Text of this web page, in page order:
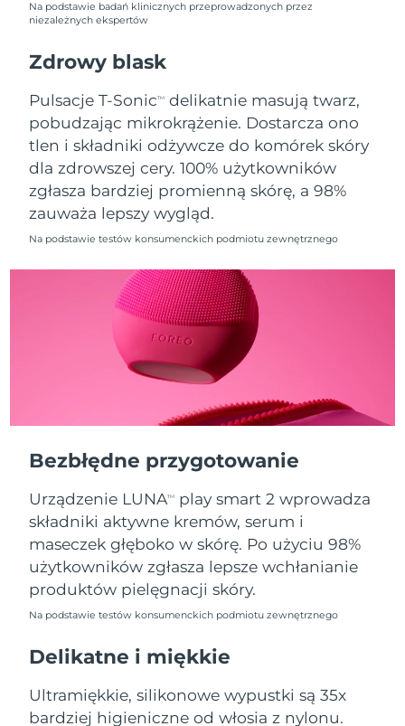
Na podstawie badań klinicznych przeprowadzonych przez
niezależnych ekspertów
Zdrowy blask
Pulsacje T-SonicTM
delikatnie masują twarz,
pobudzając mikrokrążenie. Dostarcza ono
tlen i składniki odżywcze do komórek skóry
dla zdrowszej cery. 100% użytkowników
zgłasza bardziej promienną skórę, a 98%
zauważa lepszy wygląd.
Na podstawie testów konsumenckich podmiotu zewnętrznego
Bezbłędne przygotowanie
Urządzenie LUNATM
play smart 2 wprowadza
składniki aktywne kremów, serum i
maseczek głęboko w skórę. Po użyciu 98%
użytkowników zgłasza lepsze wchłanianie
produktów pielęgnacji skóry.
Na podstawie testów konsumenckich podmiotu zewnętrznego
Delikatne i miękkie
Ultramiękkie, silikonowe wypustki są 35x
bardziej higieniczne od włosia z nylonu.
Nowa Zelandia
Oczekiwany czas dostawy
11/8/26
Norwegia
Oczekiwany czas dostawy
Oman
Oczekiwany czas dostawy
14/8/26
Oczekiwany czas dostawy
Oczekiwany czas dostawy
Portoryko
Oczekiwany czas dostawy
Oczekiwany czas dostawy
Reunion
Oczekiwany czas dostawy
16/8/26
Rumunia
Oczekiwany czas dostawy
Arabia Saudyjska
Oczekiwany czas dostawy
12/8/26